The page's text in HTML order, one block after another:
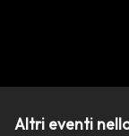
Altri eventi